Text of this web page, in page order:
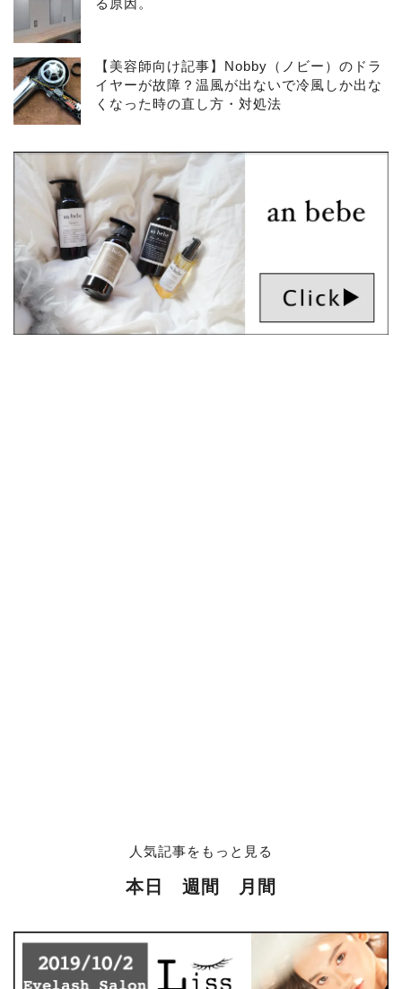
る原因。
【美容師向け記事】Nobby（ノビー）のドラ
イヤーが故障？温風が出ないで冷風しか出な
くなった時の直し方・対処法
人気記事をもっと見る
本日 週間 月間